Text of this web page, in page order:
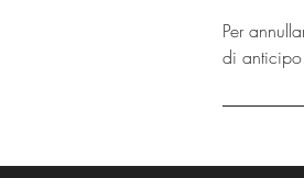
Per
di anticipo.